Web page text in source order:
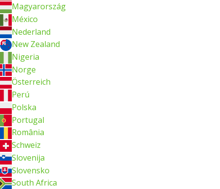
Magyarország
México
Nederland
New Zealand
Nigeria
Norge
Österreich
Perú
Polska
Portugal
România
Schweiz
Slovenija
Slovensko
South Africa